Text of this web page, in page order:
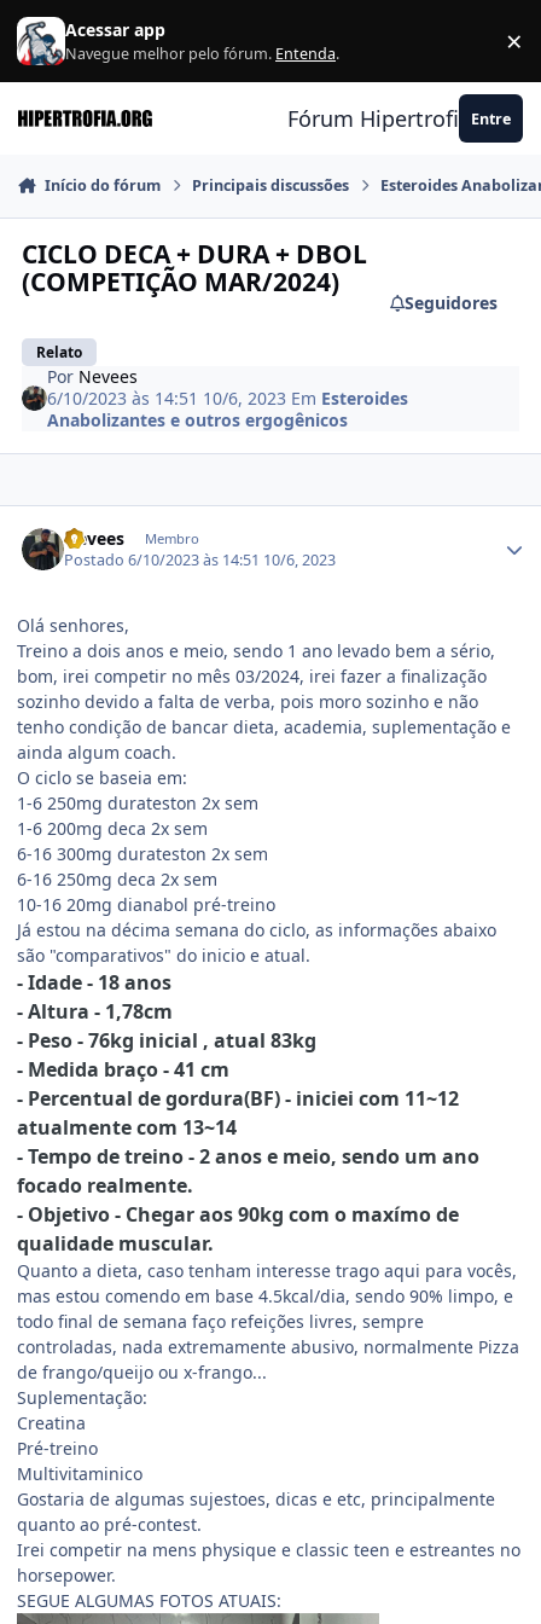
Ir para conteúdo
Acessar app
Navegue melhor pelo fórum. Entenda. ×
Fórum Hipertrofia.org
Entre
Início do fórum Principais discussões Esteroides
CICLO DECA + DURA + DBOL
(COMPETIÇÃO MAR/2024)
Relato
Seguidores
Por Nevees
6/10/2023 às 14:51 10/6, 2023 Em Esteroides
Anabolizantes e outros ergogênicos
Nevees Membro
Postado6/10/2023 às 14:51 10/6, 2023
Olá senhores,
Treino a dois anos e meio, sendo 1 ano levado bem a sério,
bom, irei competir no mês 03/2024, irei fazer a finalização
sozinho devido a falta de verba, pois moro sozinho e não
tenho condição de bancar dieta, academia, suplementação e
ainda algum coach.
O ciclo se baseia em:
1-6 250mg durateston 2x sem
1-6 200mg deca 2x sem
6-16 300mg durateston 2x sem
6-16 250mg deca 2x sem
10-16 20mg dianabol pré-treino
Já estou na décima semana do ciclo, as informações abaixo
são "comparativos" do inicio e atual.
- Idade - 18 anos
- Altura - 1,78cm
- Peso - 76kg inicial , atual 83kg
- Medida braço - 41 cm
- Percentual de gordura(BF) - iniciei com 11~12
atualmente com 13~14
- Tempo de treino - 2 anos e meio, sendo um ano
focado realmente.
- Objetivo - Chegar aos 90kg com o maxímo de
qualidade muscular.
Quanto a dieta, caso tenham interesse trago aqui para vocês,
mas estou comendo em base 4.5kcal/dia, sendo 90% limpo, e
todo final de semana faço refeições livres, sempre
controladas, nada extremamente abusivo, normalmente Pizza
de frango/queijo ou x-frango...
Suplementação:
Creatina
Pré-treino
Multivitaminico
Gostaria de algumas sujestoes, dicas e etc, principalmente
quanto ao pré-contest.
Irei competir na mens physique e classic teen e estreantes no
horsepower.
SEGUE ALGUMAS FOTOS ATUAIS: